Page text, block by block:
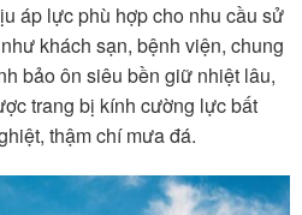
áp lực phù hợp cho nhu cầu sử
khách sạn, bệnh viện, chung
bảo ôn siêu bền giữ nhiệt lâu,
trang bị kính cường lực bất
thậm chí mưa đá.